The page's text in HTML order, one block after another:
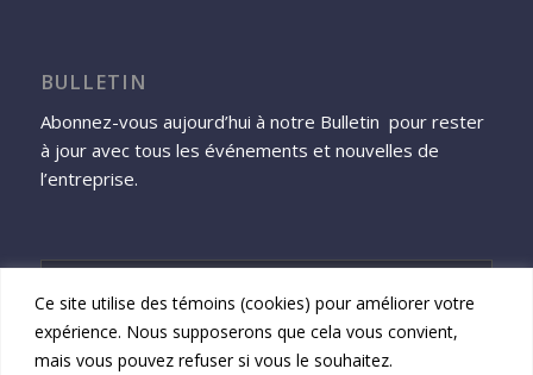
Ce site utilise des témoins (cookies) pour améliorer votre
expérience. Nous supposerons que cela vous convient,
mais vous pouvez refuser si vous le souhaitez.
BULLETIN
Abonnez-vous aujourd’hui à notre Bulletin pour rester
à jour avec tous les événements et nouvelles de
l’entreprise.
S'inscrire